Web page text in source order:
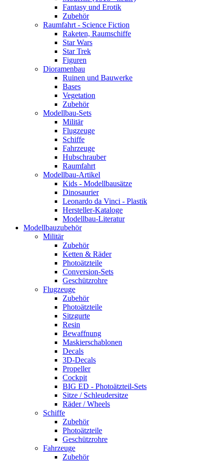
Fantasy und Erotik
Zubehör
Raumfahrt - Science Fiction
Raketen, Raumschiffe
Star Wars
Star Trek
Figuren
Dioramenbau
Ruinen und Bauwerke
Bases
Vegetation
Zubehör
Modellbau-Sets
Militär
Flugzeuge
Schiffe
Fahrzeuge
Hubschrauber
Raumfahrt
Modellbau-Artikel
Kids - Modellbausätze
Dinosaurier
Leonardo da Vinci - Plastik
Hersteller-Kataloge
Modellbau-Literatur
Modellbauzubehör
Militär
Zubehör
Ketten & Räder
Photoätzteile
Conversion-Sets
Geschützrohre
Flugzeuge
Zubehör
Photoätzteile
Sitzgurte
Resin
Bewaffnung
Maskierschablonen
Decals
3D-Decals
Propeller
Cockpit
BIG ED - Photoätzteil-Sets
Sitze / Schleudersitze
Räder / Wheels
Schiffe
Zubehör
Photoätzteile
Geschützrohre
Fahrzeuge
Zubehör